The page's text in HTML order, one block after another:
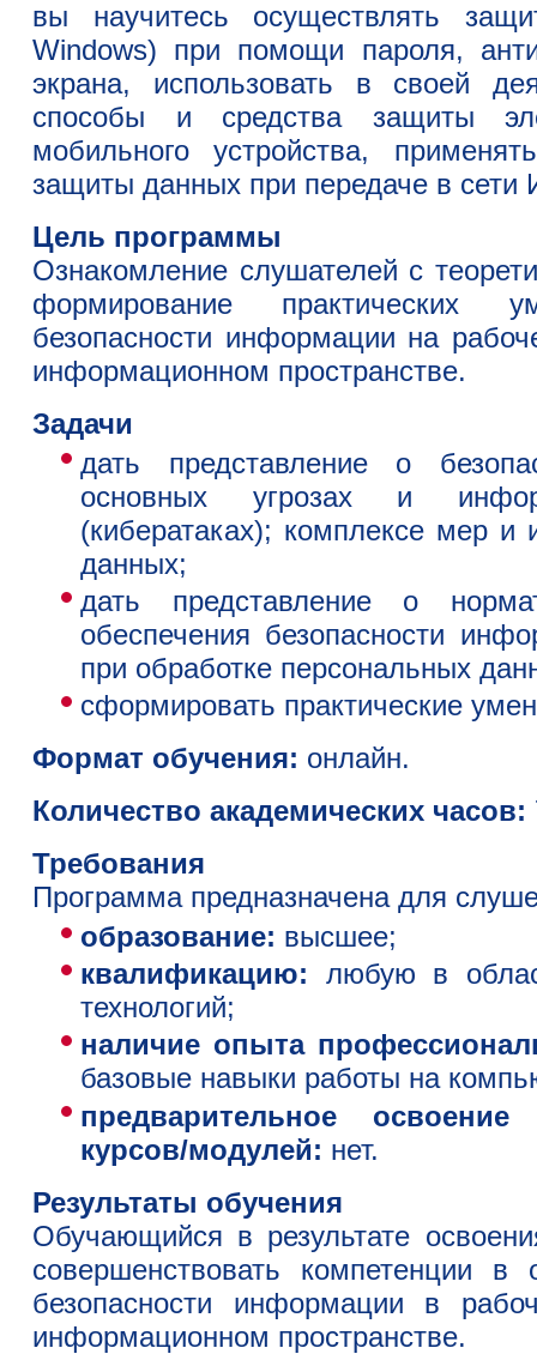
вы научитесь осуществлять
Windows) при помощи пароля,
экрана, использовать в своей
способы и средства защиты
мобильного устройства,
защиты данных при передаче в сети
Цель программы
Ознакомление слушателей с
формирование практических
безопасности информации на
информационном пространстве.
Задачи
дать представление о
основных угрозах и
(кибератаках); комплексе мер и
данных;
дать представление о
обеспечения безопасности
при обработке персональных
сформировать практические
Формат обучения: онлайн.
Количество академических часов:
Требования
Программа предназначена для
образование: высшее;
квалификацию: любую в
технологий;
наличие опыта
базовые навыки работы на
предварительное
курсов/модулей: нет.
Результаты обучения
Обучающийся в результате
совершенствовать компетенции в
безопасности информации в
информационном пространстве.